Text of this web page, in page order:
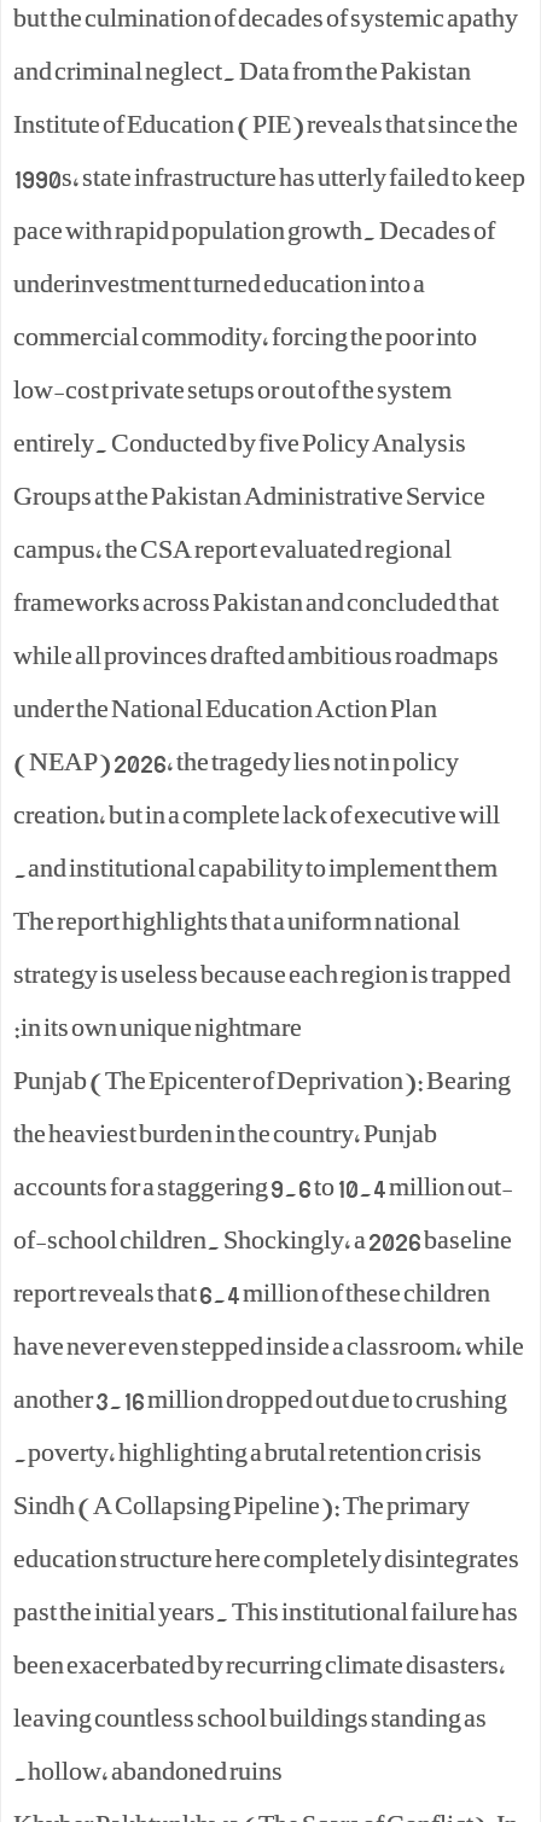
but the culmination of decades of systemic apathy
and criminal neglect. Data from the Pakistan
Institute of Education (PIE) reveals that since the
1990s, state infrastructure has utterly failed to keep
pace with rapid population growth. Decades of
underinvestment turned education into a
commercial commodity, forcing the poor into
low-cost private setups or out of the system
entirely. Conducted by five Policy Analysis
Groups at the Pakistan Administrative Service
campus, the CSA report evaluated regional
frameworks across Pakistan and concluded that
while all provinces drafted ambitious roadmaps
under the National Education Action Plan
(NEAP) 2026, the tragedy lies not in policy
creation, but in a complete lack of executive will
and institutional capability to implement them.
The report highlights that a uniform national
strategy is useless because each region is trapped
in its own unique nightmare:
Punjab (The Epicenter of Deprivation): Bearing
the heaviest burden in the country, Punjab
accounts for a staggering 9.6 to 10.4 million out-
of-school children. Shockingly, a 2026 baseline
report reveals that 6.4 million of these children
have never even stepped inside a classroom, while
another 3.16 million dropped out due to crushing
poverty, highlighting a brutal retention crisis.
Sindh (A Collapsing Pipeline): The primary
education structure here completely disintegrates
past the initial years. This institutional failure has
been exacerbated by recurring climate disasters,
leaving countless school buildings standing as
hollow, abandoned ruins.